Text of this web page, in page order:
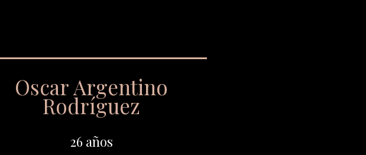
Oscar Argentino
Rodríguez
26 años